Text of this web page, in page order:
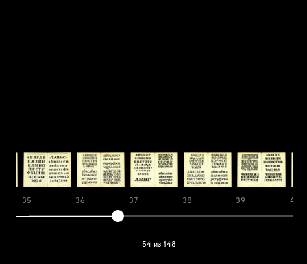
35 36 37 38 39 40
54 из 148